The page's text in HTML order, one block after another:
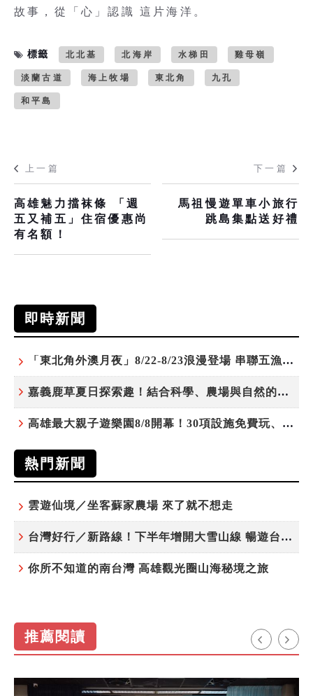
故事，從「心」認識 這片海洋。
標籤 北北基 北海岸 水梯田 雞母嶺
淡蘭古道 海上牧場 東北角 九孔
和平島
上一篇
高雄魅力擋袜條 「週
五又補五」住宿優惠尚
有名額！
下一篇
馬祖慢遊單車小旅行
跳島集點送好禮
即時新聞
「東北角外澳月夜」8/22-8/23浪漫登場 串聯五漁村、音樂、市集、火舞與慢旅共度夏夜
嘉義鹿草夏日探索趣！結合科學、農場與自然的親子小旅行
高雄最大親子遊樂園8/8開幕！30項設施免費玩、YOYO家族嗨翻暑假
熱門新聞
雲遊仙境／坐客蘇家農場 來了就不想走
台灣好行／新路線！下半年增開大雪山線 暢遊台中更便利
你所不知道的南台灣 高雄觀光圈山海秘境之旅
推薦閱讀